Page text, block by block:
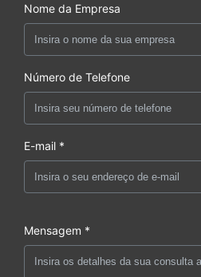
Nome da Empresa
Número de Telefone
E-mail *
Mensagem *